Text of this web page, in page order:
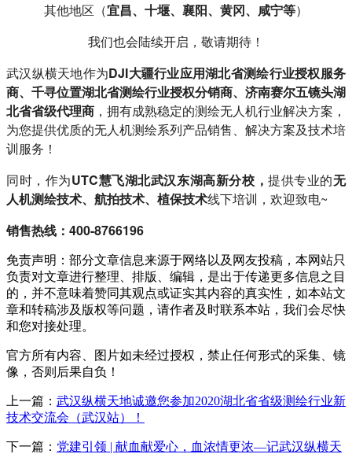
其他地区（宜昌、十堰、襄阳、黄冈、咸宁等）
我们也会陆续开启，敬请期待！
武汉纵横天地作为DJI大疆行业应用湖北省测绘行业授权服务
商、千寻位置湖北省测绘行业授权分销商、济南赛尔五镜头湖
北省省级代理商 ，拥有成熟稳定的测绘无人机行业解决方案，
为您提供优质的无人机测绘系列产品销售、解决方案及技术培
训服务！
同时，作为UTC慧飞湖北武汉东湖高新分校，提供专业的无
人机测绘技术、航拍技术、植保技术线下培训，欢迎致电~
销售热线：400-8766196
免责声明：部分文章信息来源于网络以及网友投稿，本网站只
负责对文章进行整理、排版、编辑，是出于传递更多信息之目
的，并不意味着赞同其观点或证实其内容的真实性，如本站文
章和转稿涉及版权等问题，请作者及时联系本站，我们会尽快
和您对接处理。
官方所有内容、图片如未经过授权，禁止任何形式的采集、镜
像，否则后果自负！
上一篇： 武汉纵横天地诚邀您参加2020湖北省省级测绘行业新
技术交流会（武汉站）！
下一篇： 党建引领 | 献血献爱心，血浓情更浓—记武汉纵横天